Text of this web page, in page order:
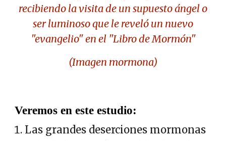
recibiendo la visita de un supuesto ángel o
ser luminoso que le reveló un nuevo
"evangelio" en el "Libro de Mormón"
(Imagen mormona)
Veremos en este estudio:
Las grandes deserciones mormonas